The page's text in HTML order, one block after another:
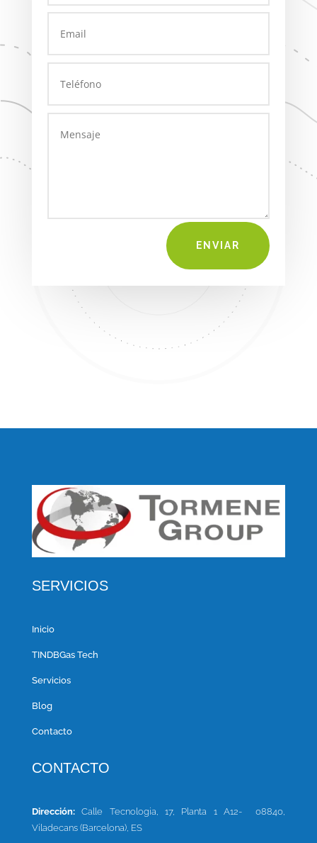
ENVIAR
SERVICIOS
Inicio
TINDBGas Tech
Servicios
Blog
Contacto
CONTACTO
Dirección:Calle Tecnologia, 17, Planta 1 A12-08840,
Viladecans (Barcelona), ES